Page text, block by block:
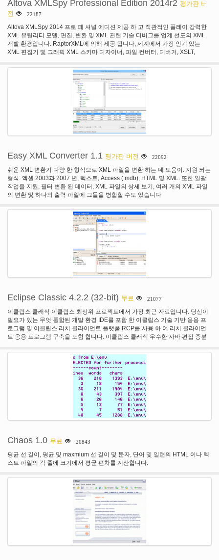
Altova XMLSpy Professional Edition 2014r2 평가판 버
전
22187
Altova XMLSpy 2014 프로 페 셔널 에디션 제공 하 고 직관적인 플레이 강력한
XML 유틸리티 모델, 편집, 변환 및 XML 관련 기술 디버그를 업계 선도의 XML
개발 환경입니다. RaptorXML에 의해 제공 됩니다, 세계에서 가장 인기 있는
XML 편집기 및 그래픽 XML 스키마 디자이너, 파일 컨버터, 디버거, XSLT,
통합 등에 대 한 지원 제공 합니다.
Easy XML Converter 1.1 평가판 버전 22092
쉬운 XML 변환기 다양 한 형식으로 XML 파일을 변환 하는 데 도움이. 지원 되는
형식: 엑셀 2003과 2007 년, 텍스트, Access (.mdb), HTML 및 XML. 또한 일괄
작업을 지원, 필터 변환 된 데이터, XML 파일의 상세 보기, 여러 개의 XML 파일
의 변환 및 하나의 출력 파일에 그들을 병합할 수도 있습니다
Eclipse Classic 4.2.2 (32-bit) 무료 21077
이클립스 클래식 이클립스 최상위 프로젝트에서 가장 최근 자료입니다. 당신이
필요가 있는 무엇 통합된 개발 환경 IDE를 포함 한 이클립스 기술 기반 응용 프
로그램 및 이클립스 리치 클라이언트 플랫폼 RCP를 사용 하 여 리치 클라이언
트 응용 프로그램 구축을 포함 합니다. 이클립스 클래식 우수한 자바 편집 증분
한 소스 코드를 제공 합니다. 이것은 32 비트 버전입니다.
Chaos 1.0 무료 20843
평균 선 길이, 평균 및 maxmium 선 길이 및 문자, 단어 및 일련의 HTML 이나 텍
스트 파일의 각 줄에 크기에서 평균 편차를 계산합니다.